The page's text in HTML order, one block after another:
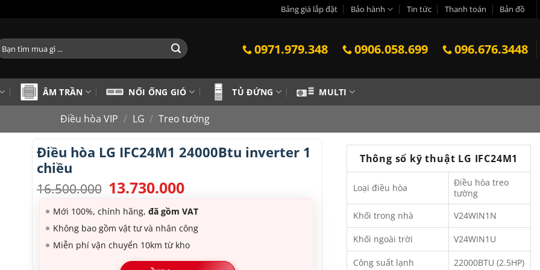
Bảng giá lắp đặt Bảo hành Tin tức Thanh toán Bản đồ
0971.979.348 0906.058.699 096.676.3448
ÂM TRẦN NỐI ỐNG GIÓ TỦ ĐỨNG MULTI
Điều hòa VIP / LG / Treo tường
Điều hòa LG IFC24M1 24000Btu inverter 1
chiều
16.500.000 Giá
gốc
là:
16.500.000.
13.730.000
tại
là:
13.730.000.
Mới 100%, chính hãng,đã gồm VAT
Không bao gồm vật tư và nhân công
Miễn phí vận chuyển 10km từ kho
Thông số kỹ thuật LG IFC24M1
Loại điều hòa
Điều hòa treo
tường
Khối trong nhà
V24WIN1N
Khối ngoài trời V24WIN1U
Công suất lạnh 22000BTU (2.5HP)